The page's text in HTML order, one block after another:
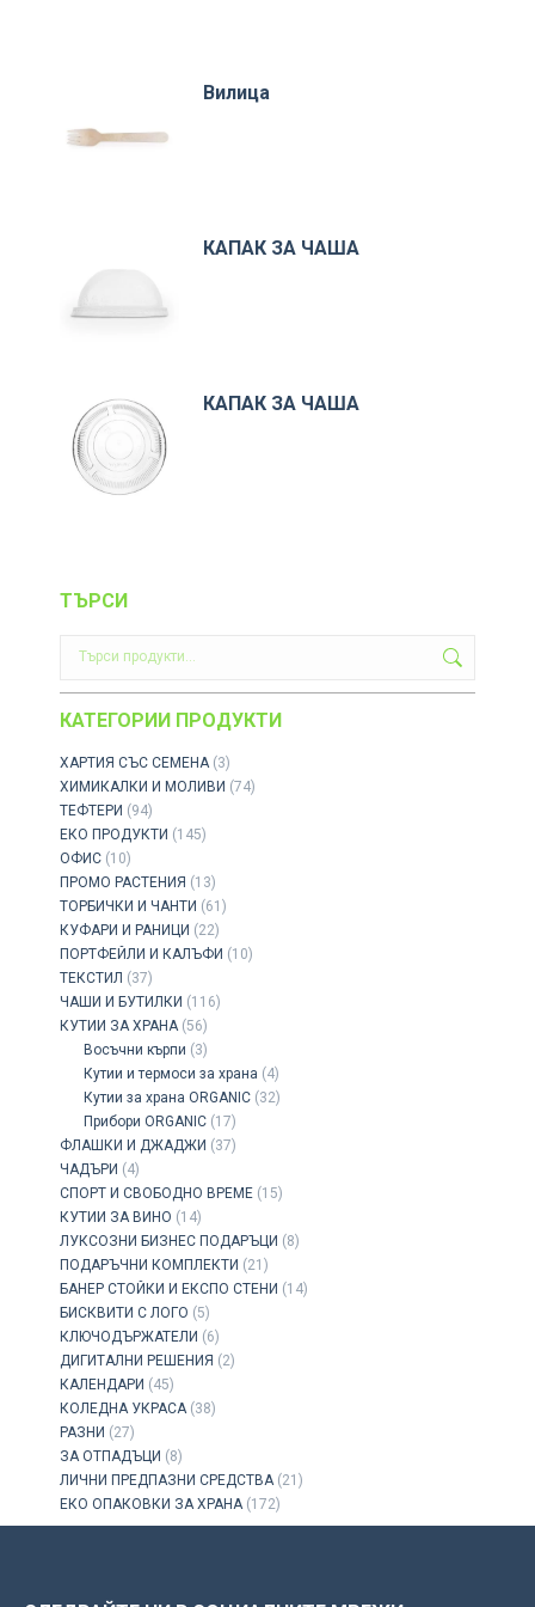
Вилица
КАПАК ЗА ЧАША
КАПАК ЗА ЧАША
ТЪРСИ
КАТЕГОРИИ ПРОДУКТИ
ХАРТИЯ СЪС СЕМЕНА (3)
ХИМИКАЛКИ И МОЛИВИ (74)
ТЕФТЕРИ (94)
ЕКО ПРОДУКТИ (145)
ОФИС (10)
ПРОМО РАСТЕНИЯ (13)
ТОРБИЧКИ И ЧАНТИ (61)
КУФАРИ И РАНИЦИ (22)
ПОРТФЕЙЛИ И КАЛЪФИ (10)
ТЕКСТИЛ (37)
ЧАШИ И БУТИЛКИ (116)
КУТИИ ЗА ХРАНА (56)
Восъчни кърпи (3)
Кутии и термоси за храна (4)
Кутии за храна ORGANIC (32)
Прибори ORGANIC (17)
ФЛАШКИ И ДЖАДЖИ (37)
ЧАДЪРИ (4)
СПОРТ И СВОБОДНО ВРЕМЕ (15)
КУТИИ ЗА ВИНО (14)
ЛУКСОЗНИ БИЗНЕС ПОДАРЪЦИ (8)
ПОДАРЪЧНИ КОМПЛЕКТИ (21)
БАНЕР СТОЙКИ И ЕКСПО СТЕНИ (14)
БИСКВИТИ С ЛОГО (5)
КЛЮЧОДЪРЖАТЕЛИ (6)
ДИГИТАЛНИ РЕШЕНИЯ (2)
КАЛЕНДАРИ (45)
КОЛЕДНА УКРАСА (38)
РАЗНИ (27)
ЗА ОТПАДЪЦИ (8)
ЛИЧНИ ПРЕДПАЗНИ СРЕДСТВА (21)
ЕКО ОПАКОВКИ ЗА ХРАНА (172)